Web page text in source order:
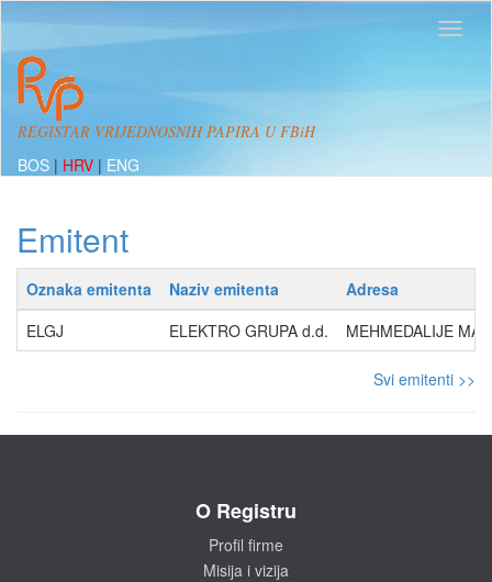
REGISTAR VRIJEDNOSNIH PAPIRA U FBiH
BOS | HRV | ENG
Emitent
Oznaka emitenta Naziv emitenta
Adresa
ELGJ
ELEKTRO GRUPA d.d. MEHMEDALIJE
Svi emitenti >>
O Registru
Profil firme
Misija i vizija